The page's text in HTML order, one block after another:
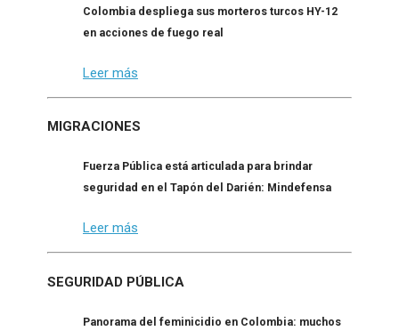
Colombia despliega sus morteros turcos HY-12
en acciones de fuego real
Leer más
MIGRACIONES
Fuerza Pública está articulada para brindar
seguridad en el Tapón del Darién: Mindefensa
Leer más
SEGURIDAD PÚBLICA
Panorama del feminicidio en Colombia: muchos